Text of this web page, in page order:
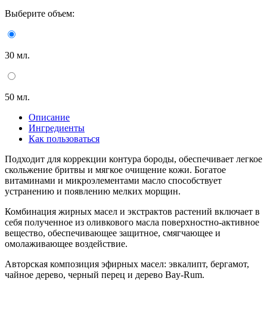
Выберите объем:
30 мл.
50 мл.
Описание
Ингредиенты
Как пользоваться
Подходит для коррекции контура бороды, обеспечивает легкое
скольжение бритвы и мягкое очищение кожи. Богатое
витаминами и микроэлементами масло способствует
устранению и появлению мелких морщин.
Комбинация жирных масел и экстрактов растений включает в
себя полученное из оливкового масла поверхностно-активное
вещество, обеспечивающее защитное, смягчающее и
омолаживающее воздействие.
Авторская композиция эфирных масел: эвкалипт, бергамот,
чайное дерево, черный перец и дерево Bay-Rum.